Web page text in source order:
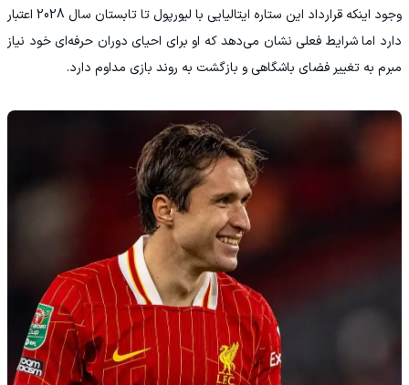
وجود اینکه قرارداد این ستاره ایتالیایی با لیورپول تا تابستان سال 2028 اعتبار
دارد اما شرایط فعلی نشان می‌دهد که او برای احیای دوران حرفه‌ای خود نیاز
مبرم به تغییر فضای باشگاهی و بازگشت به روند بازی مداوم دارد.